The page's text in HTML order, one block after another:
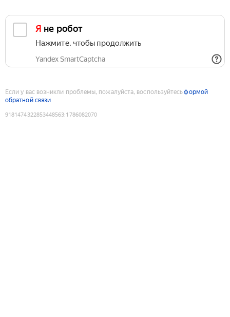
Я не робот
Нажмите, чтобы продолжить
Yandex SmartCaptcha
Если у вас возникли проблемы, пожалуйста, воспользуйтесьформой
обратной связи
9181474322853448563:1786082070